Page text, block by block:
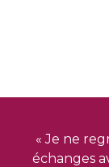
« Je ne
échanges